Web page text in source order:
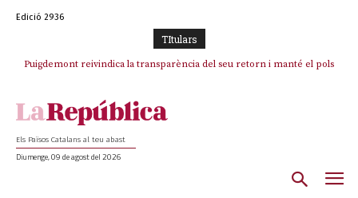
Edició 2936
TItulars
Puigdemont reivindica la transparència del seu retorn i manté el pols
Portugal acusa Espanya de provocar un “efecte crida” massiu per la seva
Els Països Catalans al teu abast
Diumenge, 09 de agost del 2026